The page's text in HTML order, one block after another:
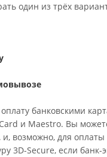
один из трёх
банковскими
и Maestro. Вы
и, возможно, для оплаты
3D-Secure, если банк-